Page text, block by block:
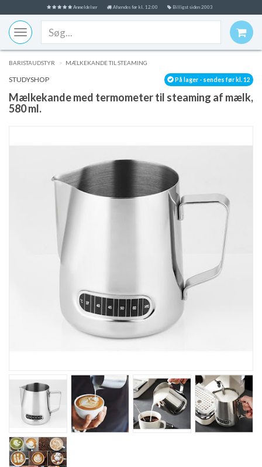
Anmeldelser Afsendes før kl. 12:00 Billigst siden 2003
Toggle
navigation
BARISTAUDSTYR MÆLKEKANDE TIL STEAMING
På lager - sendes før kl. 12
STUDYSHOP
Mælkekande med termometer til steaming af mælk,
580 ml.